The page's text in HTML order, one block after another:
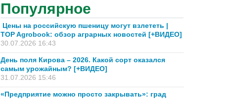
Популярное
Цены на российскую пшеницу могут взлететь |
TOP Agrobook: обзор аграрных новостей [+ВИДЕО]
30.07.2026 16:43
День поля Кирова – 2026. Какой сорт оказался
самым урожайным? [+ВИДЕО]
31.07.2026 15:46
«Предприятие можно просто закрывать»: град